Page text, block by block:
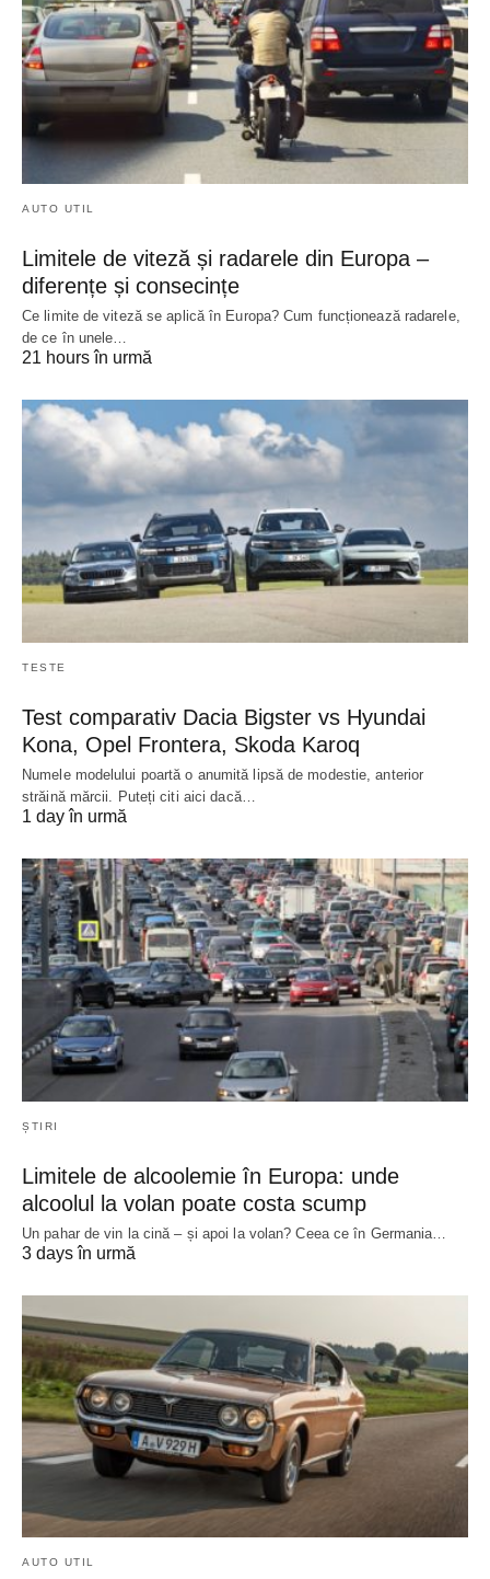
AUTO UTIL
Limitele de viteză și radarele din Europa –
diferențe și consecințe
Ce limite de viteză se aplică în Europa? Cum funcționează radarele,
de ce în unele…
21 hours în urmă
TESTE
Test comparativ Dacia Bigster vs Hyundai
Kona, Opel Frontera, Skoda Karoq
Numele modelului poartă o anumită lipsă de modestie, anterior
străină mărcii. Puteți citi aici dacă…
1 day în urmă
ȘTIRI
Limitele de alcoolemie în Europa: unde
alcoolul la volan poate costa scump
Un pahar de vin la cină – și apoi la volan? Ceea ce în Germania…
3 days în urmă
AUTO UTIL